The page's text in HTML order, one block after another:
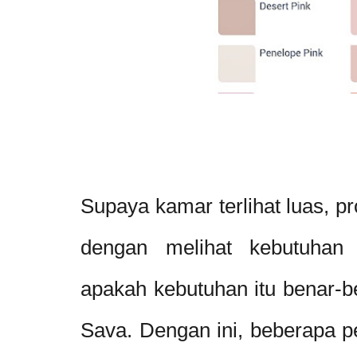
Supaya kamar terlihat luas,
dengan melihat
apakah kebutuhan itu benar-
Sava. Dengan ini, beberapa